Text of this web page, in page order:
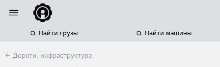
Найти грузы Найти машины
← Дороги, инфраструктура